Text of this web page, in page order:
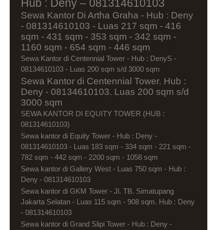
Hub : Deny – 081314610103
Sewa Kantor Di Artha Graha - Hub : Deny
- 081314610103 - Luas 217 sqm - 416
sqm - 431 sqm - 353 sqm - 342 sqm -
1160 sqm - 654 sqm - 446 sqm
Sewa Kantor di Centennial Tower - Hub : DenyS -
08134610103 - Luas 200 sqm s/d 3000 sqm
Sewa Kantor di Centennial Tower. Hub :
Deny - 08134610103. Luas 200 sqm s/d
3000 sqm
SEWA KANTOR DI EQUITY TOWER (HUB :
081314610103)
Sewa kantor di Equity Tower - Hub : Deny -
081314610103 - Luas 183 sqm - 334 sqm - 221 sqm -
782 sqm - 442 sqm - 2200 sqm - 1058 sqm
Sewa kantor di Gallery West - Luas 750 sqm - Hub :
Deny - 081314610103
Sewa kantor di GKM Tower - Jl. TB. Simatupang
Jakarta Selatan - Luas 115 sqm - 908 sqm. Hub : Deny
- 081314610103
Sewa kantor di Grand Slipi Tower - Hub : Deny -